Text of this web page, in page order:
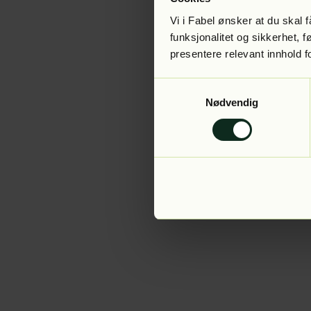
Vi i Fabel ønsker at du skal
funksjonalitet og sikkerhet,
presentere relevant innhold
Nødvendig
Application